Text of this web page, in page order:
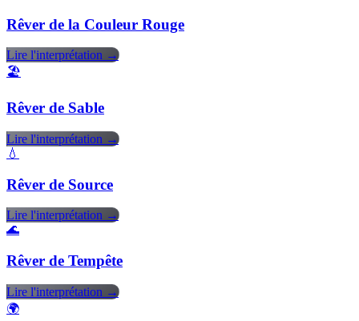
Rêver de la Couleur Rouge
Lire l'interprétation →
🏖️
Rêver de Sable
Lire l'interprétation →
💧
Rêver de Source
Lire l'interprétation →
🌊
Rêver de Tempête
Lire l'interprétation →
🌍